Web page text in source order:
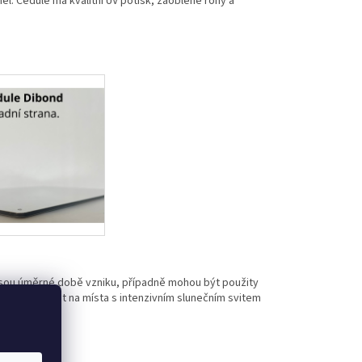
úměrné době vzniku, případně mohou být použity
umísťovat na místa s intenzivním slunečním svitem